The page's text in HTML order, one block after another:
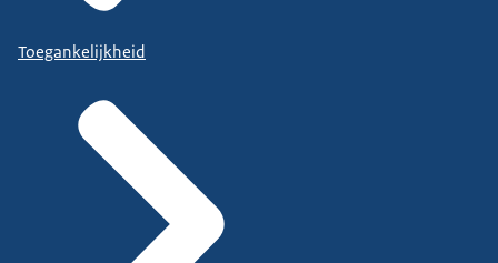
Toegankelijkheid